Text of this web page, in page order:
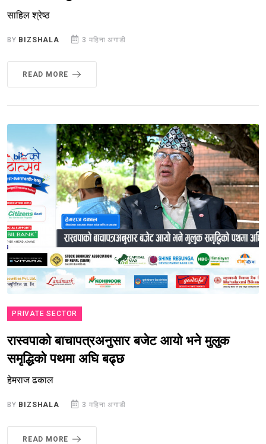
साहिल श्रेष्ठ
BY BIZSHALA 3 महिना अगाडी
READ MORE
PRIVATE SECTOR
रास्वपाको बाचापत्रअनुसार बजेट आयो भने मुलुक
समृद्धिको पथमा अघि बढ्छ
हेमराज ढकाल
BY BIZSHALA 3 महिना अगाडी
READ MORE